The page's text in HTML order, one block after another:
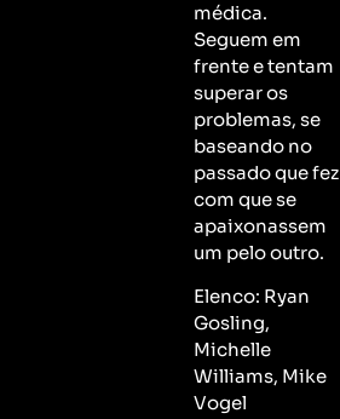
médica.
Seguem em
frente e tentam
superar os
problemas, se
baseando no
passado que fez
com que se
apaixonassem
um pelo outro.
Elenco: Ryan
Gosling,
Michelle
Williams, Mike
Vogel